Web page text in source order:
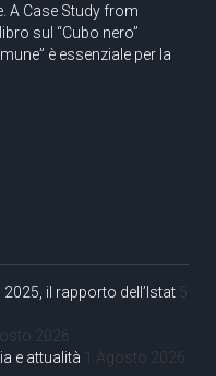
A Case Study from
sul “Cubo nero”
è essenziale per la
il rapporto dell’Istat 5
2026
e attualità 1 Agosto 2026